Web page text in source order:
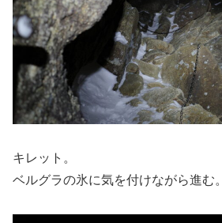
キレット。
ベルグラの氷に気を付けながら進む。